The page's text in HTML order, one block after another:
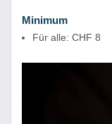
Minimum
Für alle: CHF 8